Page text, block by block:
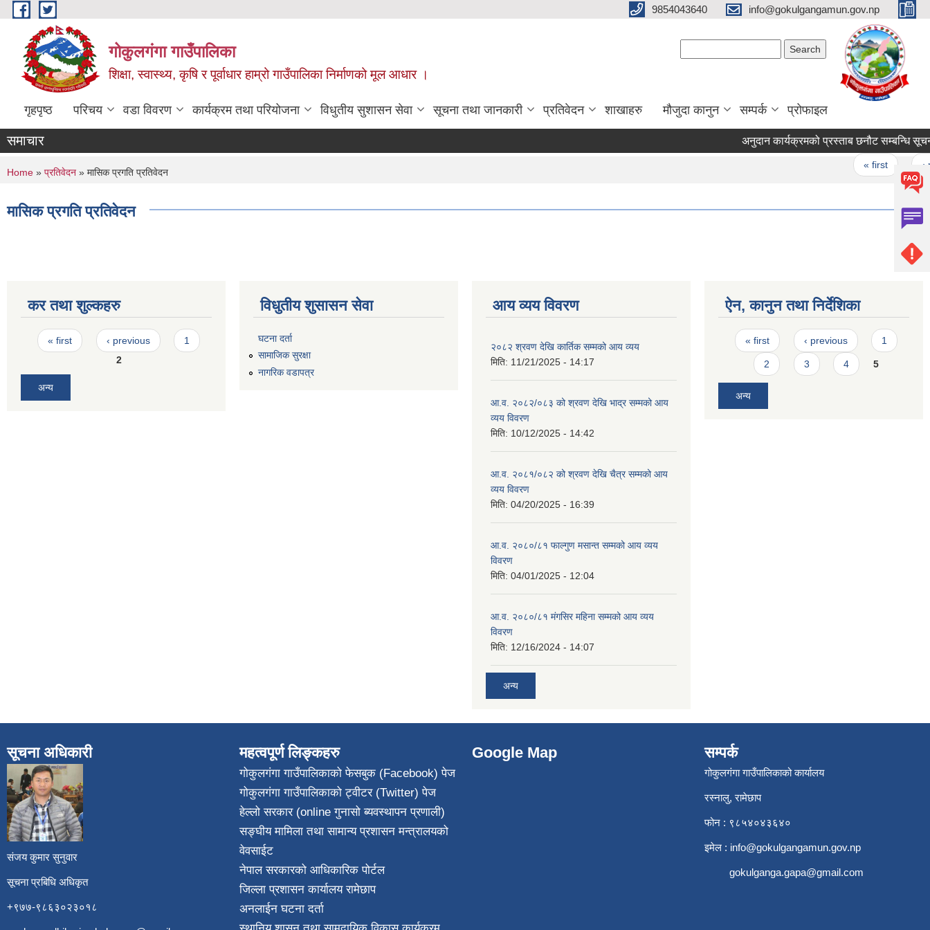
Skip to main content 9854043640 info@gokulgangamun.gov.np
गोकुलगंगा गाउँपालिका
शिक्षा, स्वास्थ्य, कृषि र पूर्वाधार हाम्रो गाउँपालिका निर्माणको मूल आधार ।
गृहपृष्ठ परिचय वडा विवरण कार्यक्रम तथा परियोजना विधुतीय सुशासन सेवा सूचना तथा जानकारी प्रतिवेदन शाखाहरु मौजुदा कानुन सम्पर्क प्रोफाइल
समाचार अनुदान कार्यक्रमको प्रस्ताब छनौट सम्बन्धि सूचना
« first ‹
You are here
Home » प्रतिवेदन » मासिक प्रगति प्रतिवेदन
मासिक प्रगति प्रतिवेदन
कर तथा शुल्कहरु
Pages
« first ‹ previous
1
2
अन्य
विधुतीय शुसासन सेवा
घटना दर्ता
सामाजिक सुरक्षा
नागरिक वडापत्र
आय व्यय विवरण
२०८२ श्रवण देखि कार्तिक सम्मको आय व्यय
मिति: 11/21/2025 - 14:17
आ.व. २०८२/०८३ को श्रवण देखि भाद्र सम्मको आय
व्यय विवरण
मिति: 10/12/2025 - 14:42
आ.व. २०८१/०८२ को श्रवण देखि चैत्र सम्मको आय
व्यय विवरण
मिति: 04/20/2025 - 16:39
आ.व. २०८०/८१ फाल्गुण मसान्त सम्मको आय व्यय
विवरण
मिति: 04/01/2025 - 12:04
आ.व. २०८०/८१ मंगसिर महिना सम्मको आय व्यय
विवरण
मिति: 12/16/2024 - 14:07
अन्य
ऐन, कानुन तथा निर्देशिका
Pages
« first ‹ previous 1
2 3 4 5
अन्य
सूचना अधिकारी
संजय कुमार सुनुवार
सूचना प्रबिधि अधिकृत
+९७७-९८६३०२३०१८
महत्वपूर्ण लिङ्कहरु
गोकुलगंगा गाउँपालिकाको फेसबुक (Facebook) पेज
गोकुलगंगा गाउँपालिकाको ट्वीटर (Twitter) पेज
हेल्लो सरकार (online गुनासो ब्यवस्थापन प्रणाली)
सङ्घीय मामिला तथा सामान्य प्रशासन मन्त्रालयको
वेवसाईट
नेपाल सरकारको आधिकारिक पोर्टल
जिल्ला प्रशासन कार्यालय रामेछाप
अनलाईन घटना दर्ता
Google Map सम्पर्क
गोकुलगंगा गाउँपालिकाको कार्यालय
रस्नालु, रामेछाप
फोन : ९८५४०४३६४०
इमेल : info@gokulgangamun.gov.np
gokulganga.gapa@gmail.com